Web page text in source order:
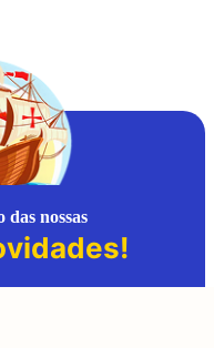
nossas